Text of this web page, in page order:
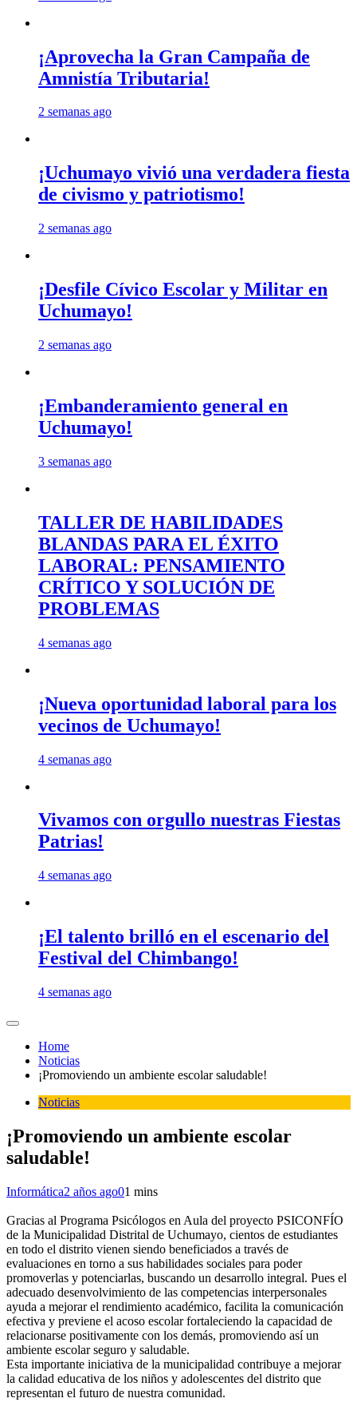
¡Aprovecha la Gran Campaña de
Amnistía Tributaria!
2 semanas ago
¡Uchumayo vivió una verdadera fiesta
de civismo y patriotismo!
2 semanas ago
¡Desfile Cívico Escolar y Militar en
Uchumayo!
2 semanas ago
¡Embanderamiento general en
Uchumayo!
3 semanas ago
TALLER DE HABILIDADES
BLANDAS PARA EL ÉXITO
LABORAL: PENSAMIENTO
CRÍTICO Y SOLUCIÓN DE
PROBLEMAS
4 semanas ago
¡Nueva oportunidad laboral para los
vecinos de Uchumayo!
4 semanas ago
Vivamos con orgullo nuestras Fiestas
Patrias!
4 semanas ago
¡El talento brilló en el escenario del
Festival del Chimbango!
4 semanas ago
Home
Noticias
¡Promoviendo un ambiente escolar saludable!
Noticias
¡Promoviendo un ambiente escolar
saludable!
Informática2 años ago01 mins
Gracias al Programa Psicólogos en Aula del proyecto PSICONFÍO
de la Municipalidad Distrital de Uchumayo, cientos de estudiantes
en todo el distrito vienen siendo beneficiados a través de
evaluaciones en torno a sus habilidades sociales para poder
promoverlas y potenciarlas, buscando un desarrollo integral. Pues el
adecuado desenvolvimiento de las competencias interpersonales
ayuda a mejorar el rendimiento académico, facilita la comunicación
efectiva y previene el acoso escolar fortaleciendo la capacidad de
relacionarse positivamente con los demás, promoviendo así un
ambiente escolar seguro y saludable.
Esta importante iniciativa de la municipalidad contribuye a mejorar
la calidad educativa de los niños y adolescentes del distrito que
representan el futuro de nuestra comunidad.